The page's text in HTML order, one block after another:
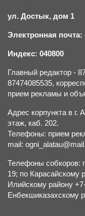
ул. Достык, дом 1
Электронная
Индекс: 040800
Главный редактор -
87474085535,
прием рекламы и
Адрес корпункта в г.
этаж, каб. 202.
Телефоны: прием
mail:
Телефоны собкоров:
19; по Карасайскому
Илийскому району
Енбекшиказахскому